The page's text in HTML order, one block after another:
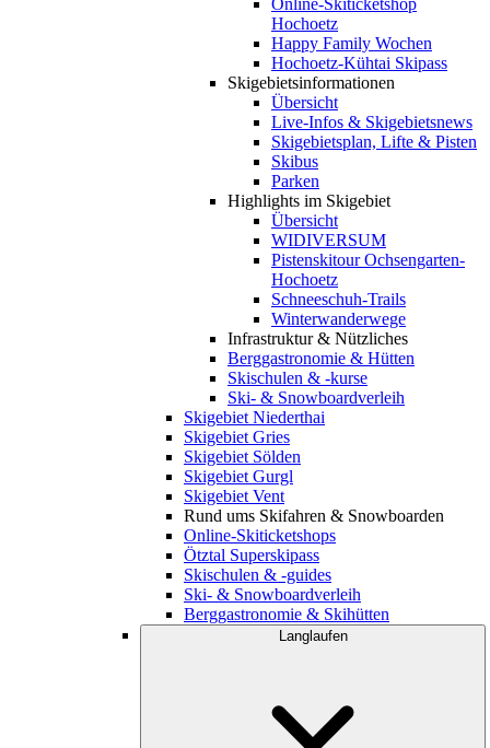
Online-Skiticketshop
Hochoetz
Happy Family Wochen
Hochoetz-Kühtai Skipass
Skigebietsinformationen
Übersicht
Live-Infos & Skigebietsnews
Skigebietsplan, Lifte & Pisten
Skibus
Parken
Highlights im Skigebiet
Übersicht
WIDIVERSUM
Pistenskitour Ochsengarten-
Hochoetz
Schneeschuh-Trails
Winterwanderwege
Infrastruktur & Nützliches
Berggastronomie & Hütten
Skischulen & -kurse
Ski- & Snowboardverleih
Skigebiet Niederthai
Skigebiet Gries
Skigebiet Sölden
Skigebiet Gurgl
Skigebiet Vent
Rund ums Skifahren & Snowboarden
Online-Skiticketshops
Ötztal Superskipass
Skischulen & -guides
Ski- & Snowboardverleih
Berggastronomie & Skihütten
Langlaufen